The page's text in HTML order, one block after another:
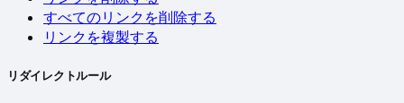
すべてのリンクを削除する
リンクを複製する
リダイレクトルール